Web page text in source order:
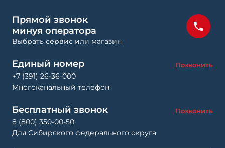
Прямой звонок
минуя оператора
Выбрать сервис или магазин
Единый номер Позвонить
+7 (391) 26-36-000
Многоканальный телефон
Бесплатный звонок Позвонить
8 (800) 350-00-50
Для Сибирского федерального округа